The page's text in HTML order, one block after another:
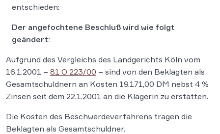
entschieden:
Der angefochtene Beschluß wird wie folgt
geändert:
Aufgrund des Vergleichs des Landgerichts Köln vom
16.1.2001 – 81 O 223/00 – sind von den Beklagten als
Gesamtschuldnern an Kosten 19.171,00 DM nebst 4 %
Zinsen seit dem 22.1.2001 an die Klägerin zu erstatten.
Die Kosten des Beschwerdeverfahrens tragen die
Beklagten als Gesamtschuldner.